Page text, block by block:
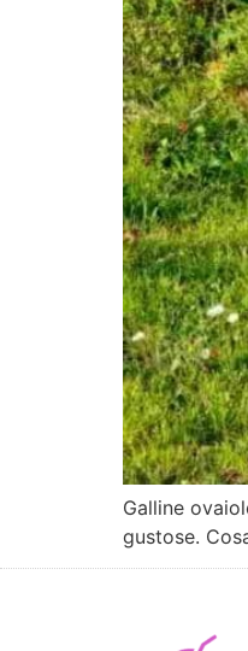
Galline
gustose.